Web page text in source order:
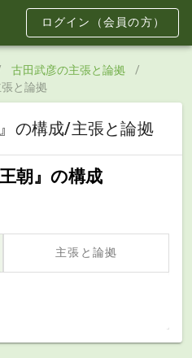
ログイン（会員の方）
古田武彦の主張と論拠
/
と論拠
の構成/主張と論拠
朝』の構成
主張と論拠